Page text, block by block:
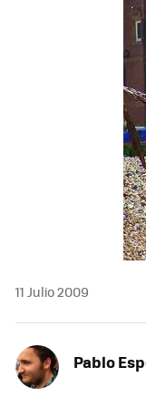
MAIL
11 Julio 2009
Pablo